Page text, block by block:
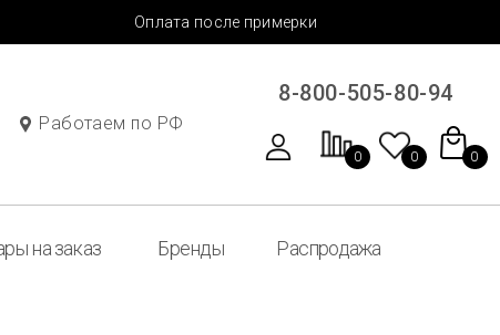
Оплата после примерки
Работаем по РФ
8-800-505-80-94
0 0 0
на заказ Бренды Распродажа